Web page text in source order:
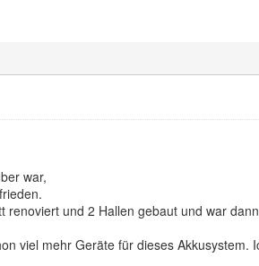
war,
und 2 Hallen gebaut und war
viel mehr Geräte für dieses Akkusystem.